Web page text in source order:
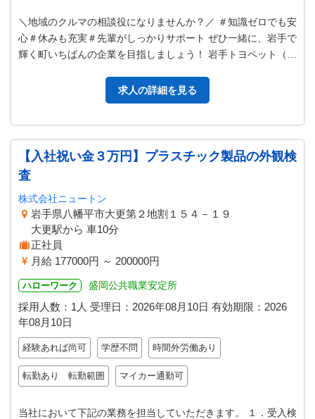
＼地域のクルマの相談役になりませんか？／ ＃知識ゼロでも安
心＃休みも充実＃先輩がしっかりサポート ぜひ一緒に、岩手で
輝く町いちばんの企業を目指しましょう！ 岩手トヨペット（１
求人の詳細を見る
【入社祝い金３万円】プラスチック製品の外観検
査
株式会社ニュートン
岩手県八幡平市大更第２地割１５４－１９
大更駅から 車10分
正社員
月給 177000円 ～ 200000円
ハローワーク 盛岡公共職業安定所
採用人数：1人 受理日： 2026年08月10日 有効期限： 2026
年08月10日
経験あれば尚可 学歴不問 時間外労働あり
転勤あり 転勤範囲 マイカー通勤可
当社において下記の業務を担当していただきます。 １．受入検